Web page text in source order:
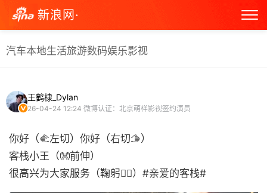
新浪网·
汽车本地生活旅游数码娱乐影视
王鹤棣_Dylan
26-04-24 12:24 微博认证：北京萌样影视签约演员
你好（🫲左切）你好（右切🫱）
客栈小王（👐前伸）
很高兴为大家服务（鞠躬🙇‍♂️）#亲爱的客栈# ​